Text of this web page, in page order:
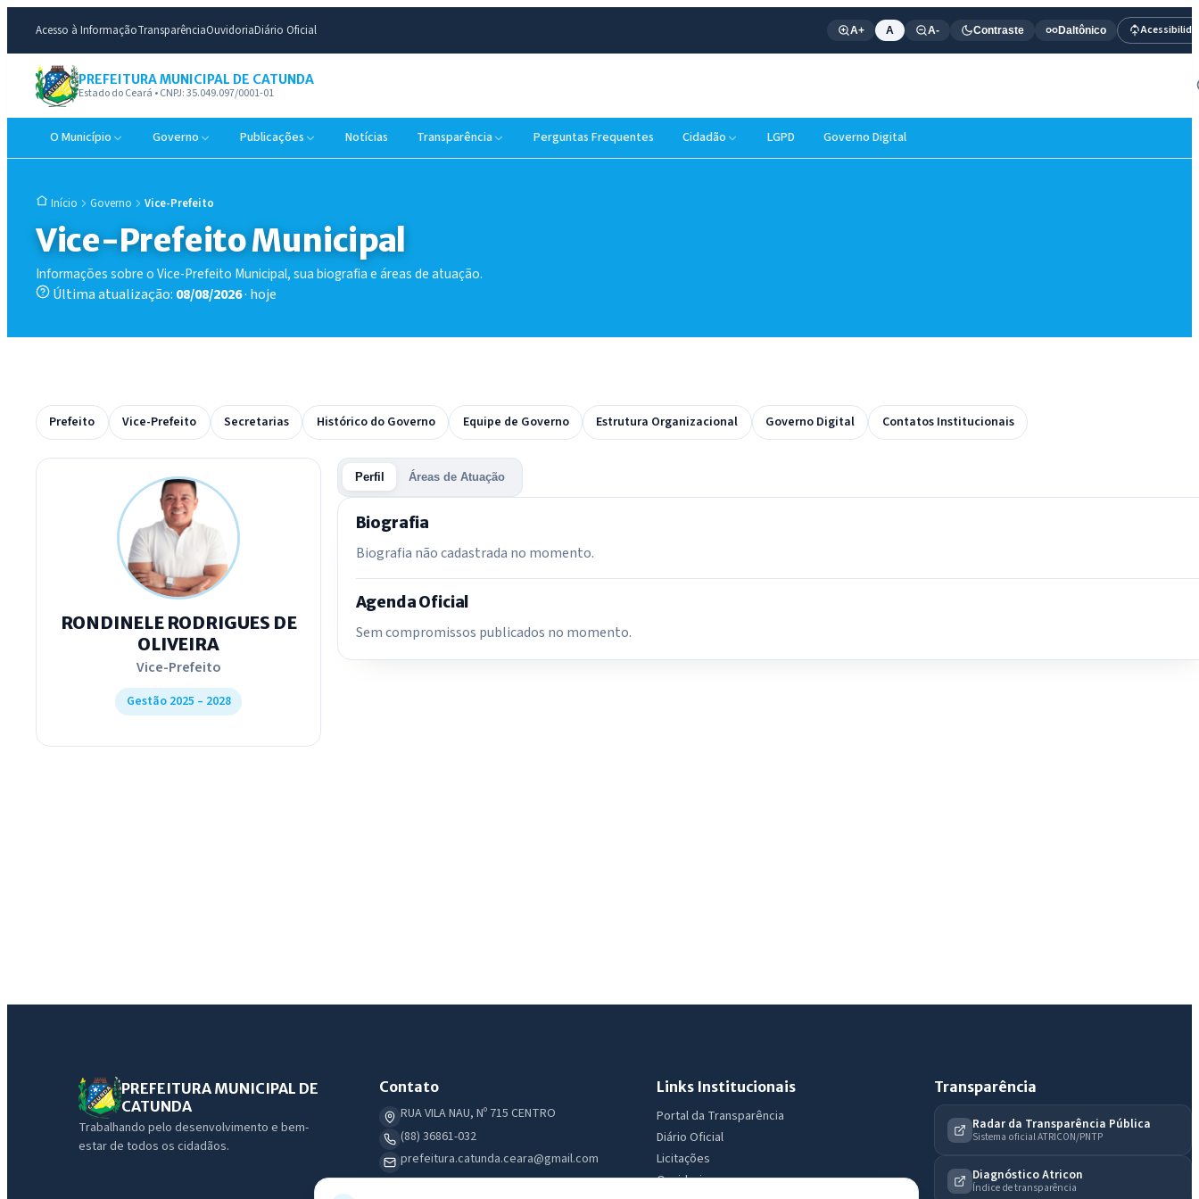
Acesso à InformaçãoTransparênciaOuvidoriaDiário Oficial A+ A A- Contraste Daltônico
PREFEITURA MUNICIPAL DE CATUNDA
Estado do Ceará • CNPJ: 35.049.097/0001-01
O Município Governo Publicações Notícias Transparência Perguntas Frequentes Cidadão LGPD Governo Digital
Início Governo Vice-Prefeito
Vice-Prefeito Municipal
Informações sobre o Vice-Prefeito Municipal, sua biografia e áreas de atuação.
Última atualização: 08/08/2026· hoje
Prefeito Vice-Prefeito Secretarias Histórico do Governo Equipe de Governo Estrutura Organizacional Governo Digital Contatos Institucionais
RONDINELE RODRIGUES DE
OLIVEIRA
Vice-Prefeito
Gestão 2025 – 2028
Perfil Áreas de Atuação
Biografia
Biografia não cadastrada no momento.
Agenda Oficial
Sem compromissos publicados no momento.
PREFEITURA MUNICIPAL DE
CATUNDA
Trabalhando pelo desenvolvimento e bem-
estar de todos os cidadãos.
Contato
RUA VILA NAU, Nº 715 CENTRO
(88) 36861-032
prefeitura.catunda.ceara@gmail.com
Links Institucionais
Portal da Transparência
Diário Oficial
Licitações
Ouvidoria
Transparência
Radar da Transparência Pública
Sistema oficial ATRICON/PNTP
Diagnóstico Atricon
Índice de transparência